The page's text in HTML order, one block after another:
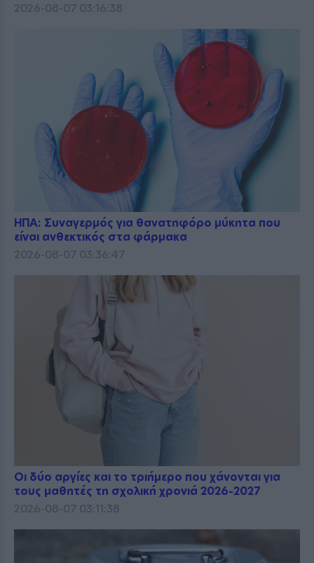
2026-08-07 03:16:38
ΗΠΑ: Συναγερμός για θανατηφόρο μύκητα που
είναι ανθεκτικός στα φάρμακα
2026-08-07 03:36:47
Οι δύο αργίες και το τριήμερο που χάνονται για
τους μαθητές τη σχολική χρονιά 2026-2027
2026-08-07 03:11:38